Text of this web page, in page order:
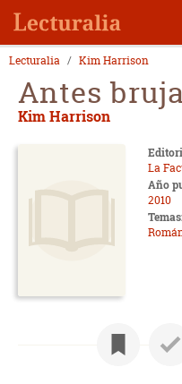
Lecturalia Kim Harrison
Antes
Kim Harrison
La
Año
2010